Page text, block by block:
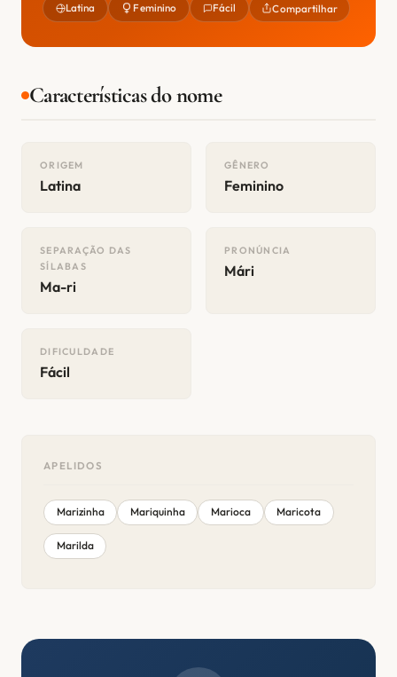
Latina Feminino Fácil Compartilhar
Características do nome
ORIGEM
Latina
GÊNERO
Feminino
SEPARAÇÃO DAS
SÍLABAS
Ma-ri
PRONÚNCIA
Mári
DIFICULDADE
Fácil
APELIDOS
Marizinha Mariquinha Marioca Maricota
Marilda